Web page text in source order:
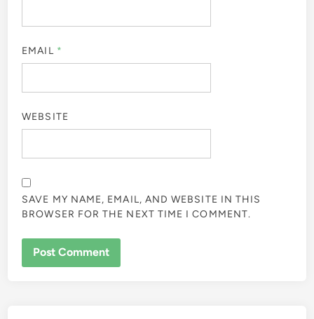
EMAIL *
WEBSITE
SAVE MY NAME, EMAIL, AND WEBSITE IN THIS
BROWSER FOR THE NEXT TIME I COMMENT.